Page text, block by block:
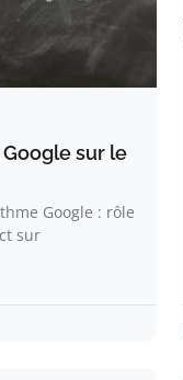
Google sur le
Google : rôle
sur